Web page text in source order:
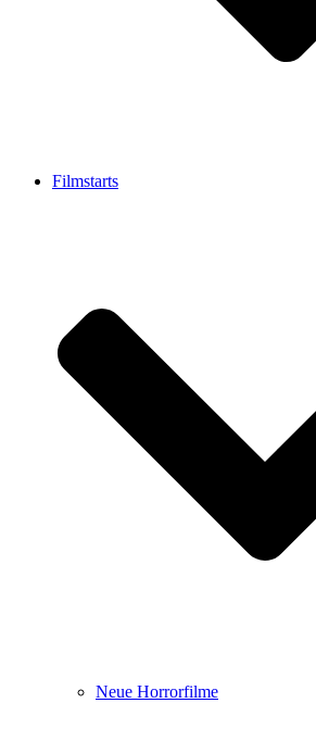
Filmstarts
Neue Horrorfilme